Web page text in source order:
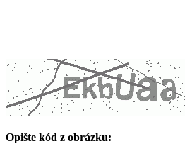
Opište kód z obrázku: